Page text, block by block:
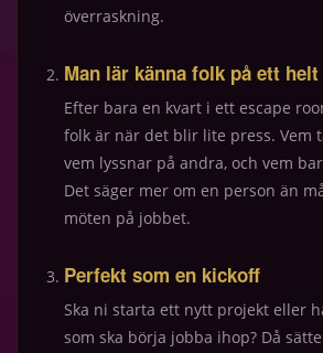
överraskning.
Man lär känna folk på ett
Efter bara en kvart i ett escape
folk är när det blir lite press. Vem
vem lyssnar på andra, och vem
Det säger mer om en person än
möten på jobbet.
Perfekt som en kickoff
Ska ni starta ett nytt projekt eller
som ska börja jobba ihop? Då